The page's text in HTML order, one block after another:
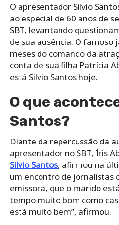
O apresentador Silvio
ao especial de 60 anos de
SBT, levantando
de sua ausência. O famoso
meses do comando da
conta de sua filha Patrícia
está Silvio Santos hoje.
O que
Santos?
Diante da repercussão da
apresentador no SBT, Íris
Silvio Santos, afirmou na
um encontro de jornalistas
emissora, que o marido
tempo muito bom como
está muito bem”, afirmou.